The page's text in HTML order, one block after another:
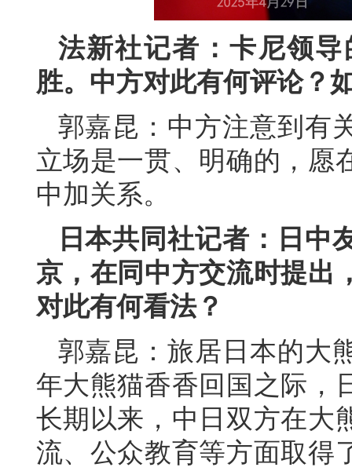
法新社记者：卡尼领
胜。中方对此有何评论？
郭嘉昆：中方注意到有
立场是一贯、明确的，愿
中加关系。
日本共同社记者：日中
京，在同中方交流时提出
对此有何看法？
郭嘉昆：旅居日本的大
年大熊猫香香回国之际，
长期以来，中日双方在大
流、公众教育等方面取得